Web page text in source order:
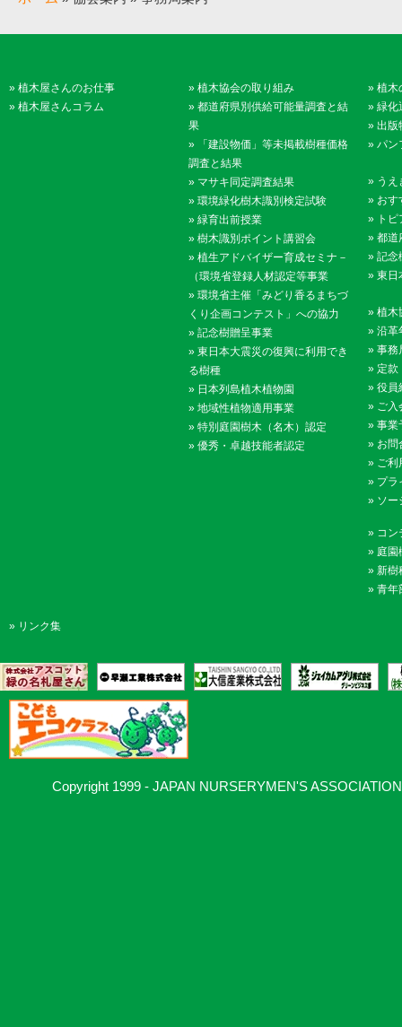
» 植木屋さんのお仕事
» 植木屋さんコラム
» 植木協会の取り組み
» 都道府県別供給可能量調査と結
果
»
「建設物価」等未掲載樹種価格
調査と結果
» マサキ同定調査結果
» 環境緑化樹木識別検定試験
» 緑育出前授業
» 樹木識別ポイント講習会
» 植生アドバイザー育成セミナ－
（環境省登録人材認定等事業
» 環境省主催「みどり香るまちづ
くり企画コンテスト」への協力
» 記念樹贈呈事業
» 東日本大震災の復興に利用でき
る樹種
» 日本列島植木植物園
» 地域性植物適用事業
» 特別庭園樹木（名木）認定
» 優秀・卓越技能者認定
» 植木
» 緑化
» 出版
» パン
» うえ
» おす
» ト
» 都道
» 記念
» 東日
» 植木
» 沿革
» 事務
» 定款
» 役員
» ご入
» 事業
» お問
» ご利
» プラ
» ソー
» コン
» 庭園
» 新樹
» 青年
» リンク集
Copyright 1999 - JAPAN NURSERYMEN'S